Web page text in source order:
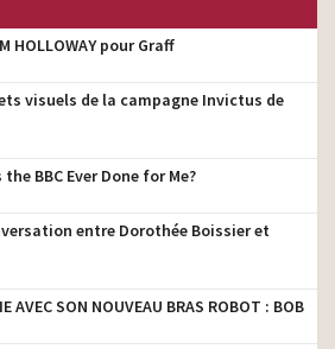
HOLLOWAY pour Graff
visuels de la campagne Invictus de
the BBC Ever Done for Me?
entre Dorothée Boissier et
AVEC SON NOUVEAU BRAS ROBOT : BOB